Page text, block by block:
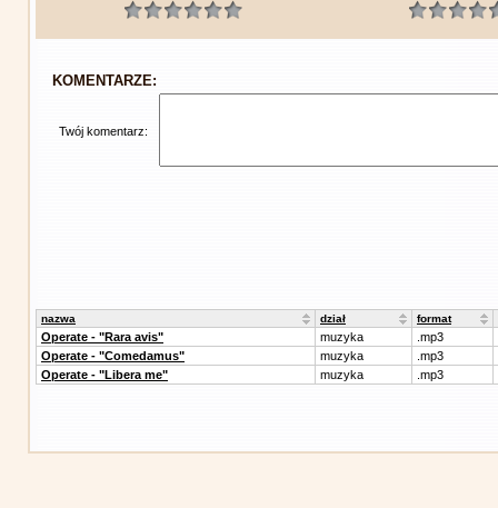
KOMENTARZE:
Twój komentarz:
nazwa dział format
Operate - "Rara avis" muzyka
.mp3
Operate - "Comedamus"
muzyka
.mp3
Operate - "Libera me"
muzyka .mp3